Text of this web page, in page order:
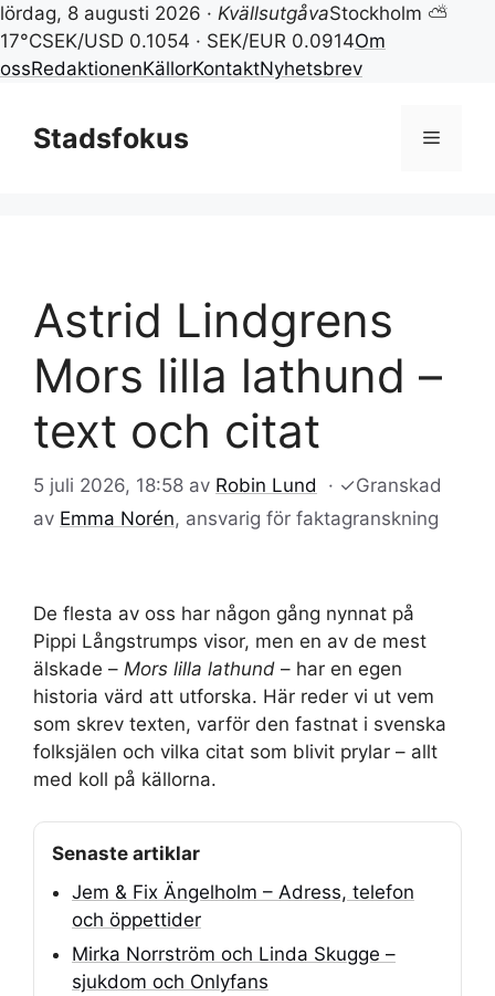
lördag, 8 augusti 2026 · KvällsutgåvaStockholm ⛅
17°CSEK/USD 0.1054 · SEK/EUR 0.0914Om
ossRedaktionenKällorKontaktNyhetsbrev
innehållStadsfokus Meny
Astrid Lindgrens
Mors lilla lathund –
text och citat
5 juli 2026, 18:58 av Robin Lund · ✓Granskad
av Emma Norén, ansvarig för faktagranskning
De flesta av oss har någon gång nynnat på
Pippi Långstrumps visor, men en av de mest
älskade – Mors lilla lathund – har en egen
historia värd att utforska. Här reder vi ut vem
som skrev texten, varför den fastnat i svenska
folksjälen och vilka citat som blivit prylar – allt
med koll på källorna.
Senaste artiklar
Jem & Fix Ängelholm – Adress, telefon
och öppettider
Mirka Norrström och Linda Skugge –
sjukdom och Onlyfans